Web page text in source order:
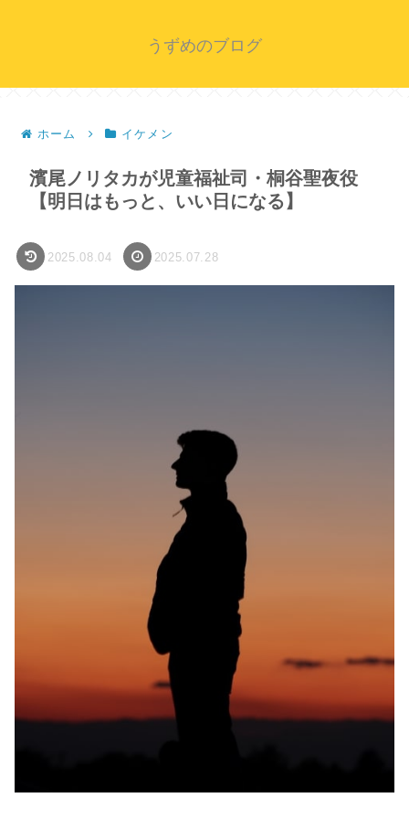
うずめのブログ
ホーム イケメン
濱尾ノリタカが児童福祉司・桐谷聖夜役
【明日はもっと、いい日になる】
2025.08.04 2025.07.28